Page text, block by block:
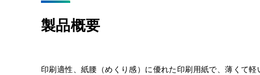
製品概要
印刷適性、紙腰（めくり感）に優れた印刷用紙で、薄くて軽